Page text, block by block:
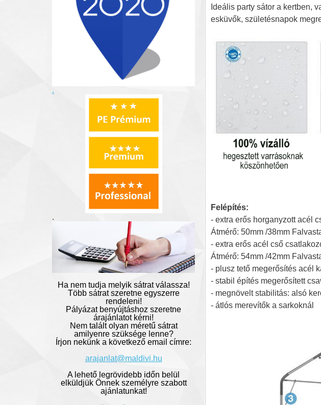
.
.
Ha nem tudja melyik sátrat válassza!
Több sátrat szeretne egyszerre
rendeleni!
Pályázat benyújtáshoz szeretne
árajánlatot kérni!
Nem talált olyan méretű sátrat
amilyenre szüksége lenne?
Írjon nekünk a következő email címre:
arajanlat@maldivi.hu
A lehető legrövidebb időn belül
elküldjük Önnek személyre szabott
ajánlatunkat!
Ideális party sátor a kertben,
esküvők, születésnapok
Felépítés:
- extra erős horganyzott acél
Átmérő: 50mm /38mm
- extra erős acél cső
Átmérő: 54mm /42mm
- plusz tető megerősítés acél
- stabil építés megerősített
- megnövelt stabilitás: alsó
- átlós merevítők a sarkoknál